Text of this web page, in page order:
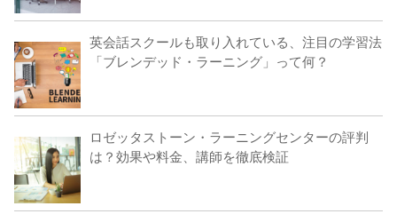
英会話スクールも取り入れている、注目の学習法
「ブレンデッド・ラーニング」って何？
ロゼッタストーン・ラーニングセンターの評判
は？効果や料金、講師を徹底検証